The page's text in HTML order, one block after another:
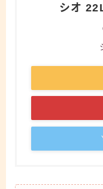
シオ